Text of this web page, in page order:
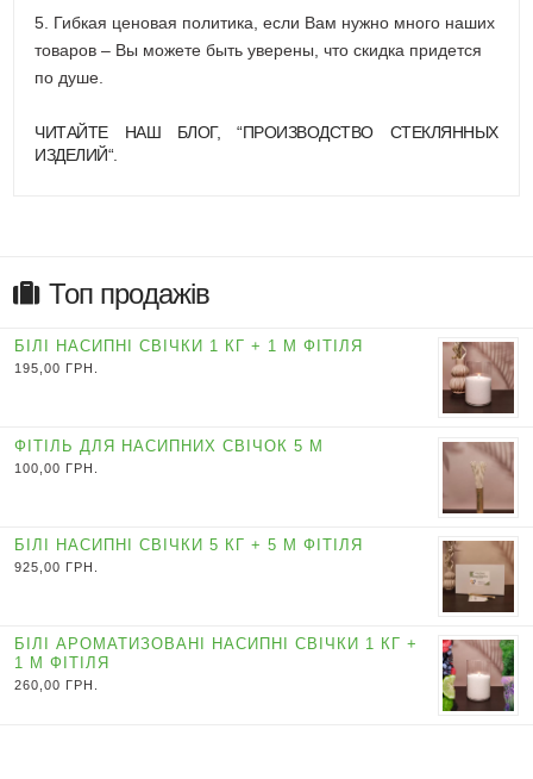
5. Гибкая ценовая политика, если Вам нужно много наших
товаров – Вы можете быть уверены, что скидка придется
по душе.
ЧИТАЙТЕ НАШ БЛОГ, “ПРОИЗВОДСТВО СТЕКЛЯННЫХ
ИЗДЕЛИЙ“.
Топ продажів
БІЛІ НАСИПНІ СВІЧКИ 1 КГ + 1 М ФІТІЛЯ
195,00 ГРН.
ФІТІЛЬ ДЛЯ НАСИПНИХ СВІЧОК 5 М
100,00 ГРН.
БІЛІ НАСИПНІ СВІЧКИ 5 КГ + 5 М ФІТІЛЯ
925,00 ГРН.
БІЛІ АРОМАТИЗОВАНІ НАСИПНІ СВІЧКИ 1 КГ +
1 М ФІТІЛЯ
260,00 ГРН.